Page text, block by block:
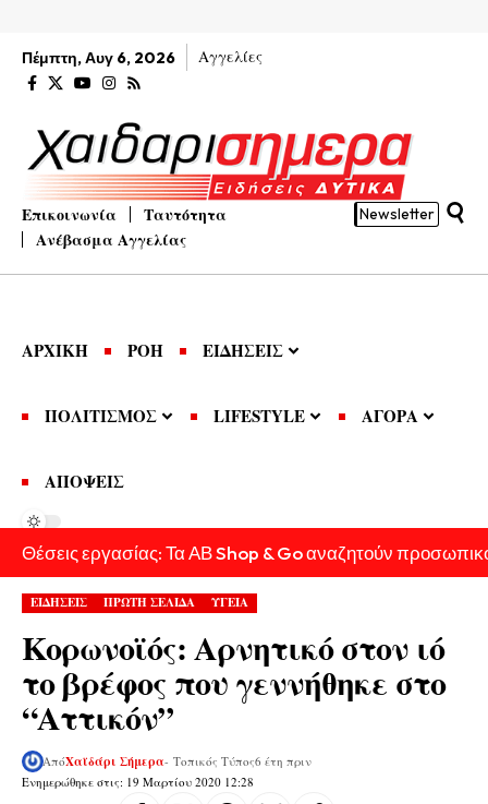
Πέμπτη, Αυγ 6, 2026 Αγγελίες
Επικοινωνία
Ταυτότητα
Ανέβασμα Αγγελίας
Newsletter
ΑΡΧΙΚΗ ΡΟΗ ΕΙΔΗΣΕΙΣ
ΠΟΛΙΤΙΣΜΟΣ LIFESTYLE ΑΓΟΡΑ
ΑΠΟΨΕΙΣ
Θέσεις εργασίας: Τα ΑΒ Shop & Go αναζητούν
ΕΙΔΗΣΕΙΣ ΠΡΩΤΗ ΣΕΛΙΔΑ ΥΓΕΙΑ
Κορωνοϊός: Αρνητικό στον ιό
το βρέφος που γεννήθηκε στο
“Αττικόν”
Ενημερώθηκε στις: 19 Μαρτίου 2020 12:28
ΑπόΧαϊδάρι Σήμερα- Τοπικός Τύπος6 έτη πριν